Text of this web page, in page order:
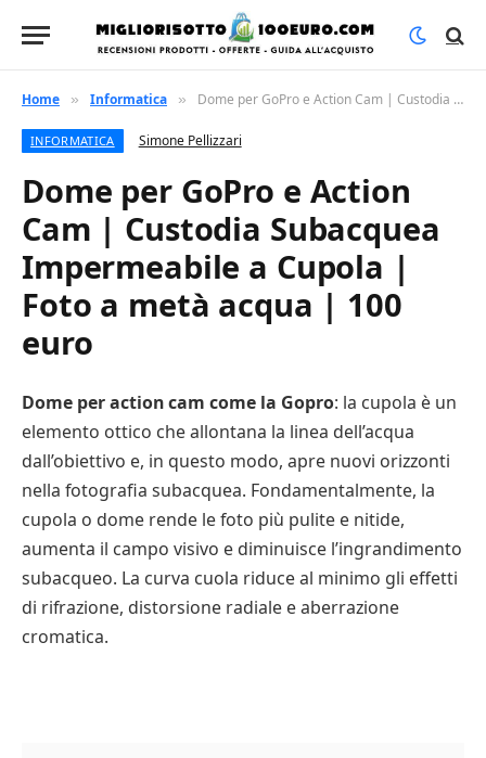
Home » Informatica » Dome per GoPro e Action Cam | Custodia Subacquea Impermeabile a Cupola | Foto a metà acqua | 100 euro
INFORMATICA Simone Pellizzari
Dome per GoPro e Action
Cam | Custodia Subacquea
Impermeabile a Cupola |
Foto a metà acqua | 100
euro
Dome per action cam come la Gopro: la cupola è un
elemento ottico che allontana la linea dell’acqua
dall’obiettivo e, in questo modo, apre nuovi orizzonti
nella fotografia subacquea. Fondamentalmente, la
cupola o dome rende le foto più pulite e nitide,
aumenta il campo visivo e diminuisce l’ingrandimento
subacqueo. La curva cuola riduce al minimo gli effetti
di rifrazione, distorsione radiale e aberrazione
cromatica.